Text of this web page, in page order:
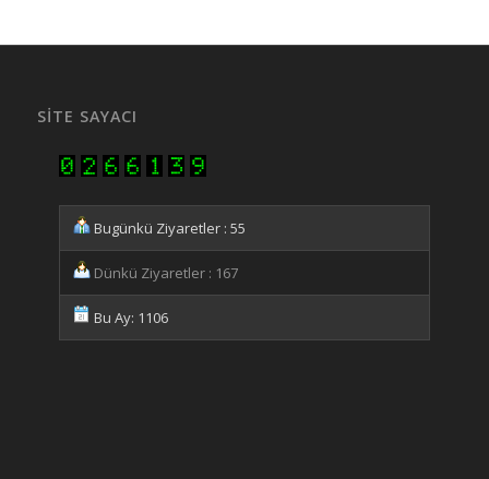
SITE SAYACI
Bugünkü Ziyaretler : 55
Dünkü Ziyaretler : 167
Bu Ay: 1106